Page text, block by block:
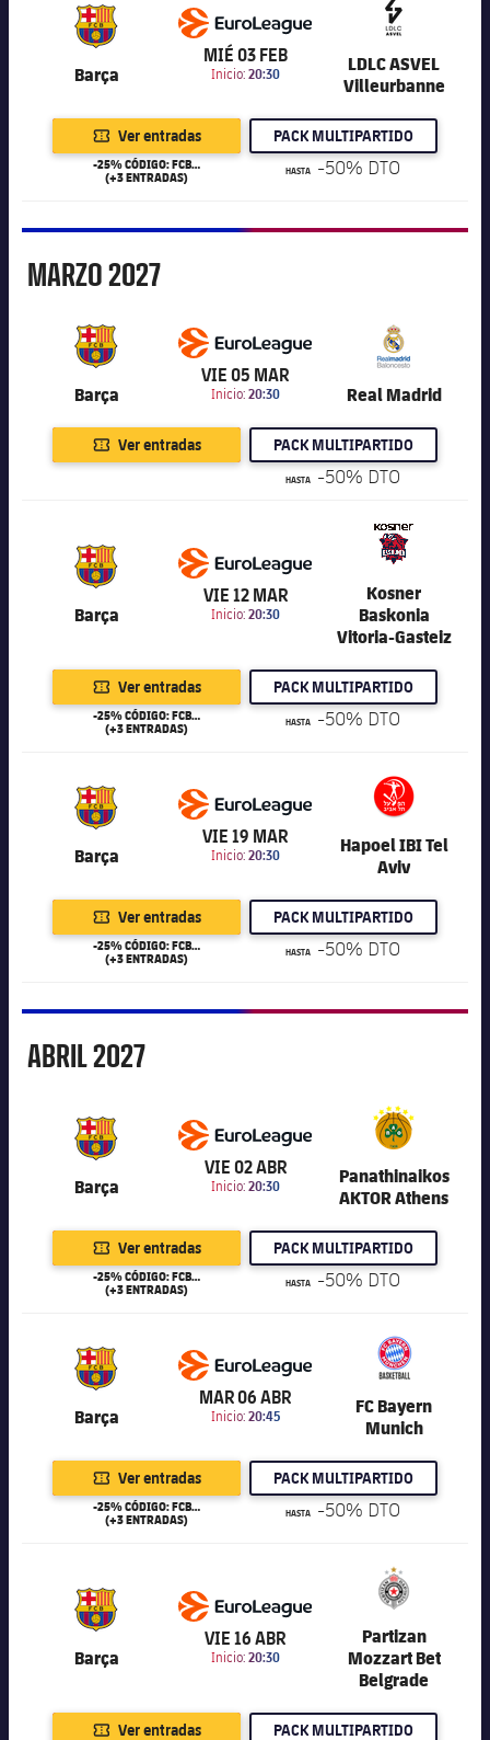
Barça
6.201
MIÉ 03 FEB
Inicio: 20:30
LDLC ASVEL
Villeurbanne
Ver entradas
-25% CÓDIGO: FCB25
(+3 ENTRADAS)
PACK MULTIPARTIDO
HASTA -50% DTO
Marzo
MARZO2027
Barça
6.201
VIE 05 MAR
Inicio: 20:30 Real Madrid
Ver entradas PACK MULTIPARTIDO
HASTA -50% DTO
Barça
6.201
VIE 12 MAR
Inicio: 20:30
Kosner
Baskonia
Vitoria-Gasteiz
Ver entradas
-25% CÓDIGO: FCB25
(+3 ENTRADAS)
PACK MULTIPARTIDO
HASTA -50% DTO
Barça
6.201
VIE 19 MAR
Inicio: 20:30
Hapoel IBI Tel
Aviv
Ver entradas
-25% CÓDIGO: FCB25
(+3 ENTRADAS)
PACK MULTIPARTIDO
HASTA -50% DTO
Abril
ABRIL2027
Barça
6.201
VIE 02 ABR
Inicio: 20:30
Panathinaikos
AKTOR Athens
Ver entradas
-25% CÓDIGO: FCB25
(+3 ENTRADAS)
PACK MULTIPARTIDO
HASTA -50% DTO
Barça
6.201
MAR 06 ABR
Inicio: 20:45
FC Bayern
Munich
Ver entradas
-25% CÓDIGO: FCB25
(+3 ENTRADAS)
PACK MULTIPARTIDO
HASTA -50% DTO
Barça
6.201
VIE 16 ABR
Inicio: 20:30
Partizan
Mozzart Bet
Belgrade
Ver entradas PACK MULTIPARTIDO